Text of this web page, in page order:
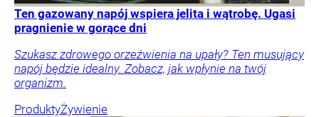
Ten gazowany napój wspiera jelita i wątrobę. Ugasi
pragnienie w gorące dni
Szukasz zdrowego orzeźwienia na upały? Ten musujący
napój będzie idealny. Zobacz, jak wpłynie na twój
organizm.
ProduktyŻywienie